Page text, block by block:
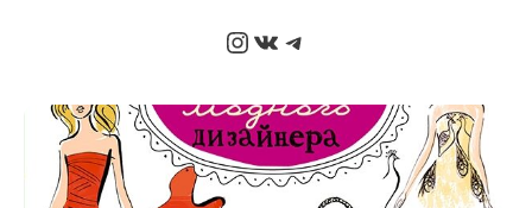
Instagram
ВКонтакте
Telegram